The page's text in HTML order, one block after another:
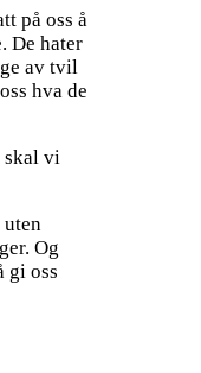
på oss å
De hater
av tvil
hva de
skal vi
Og
gi oss